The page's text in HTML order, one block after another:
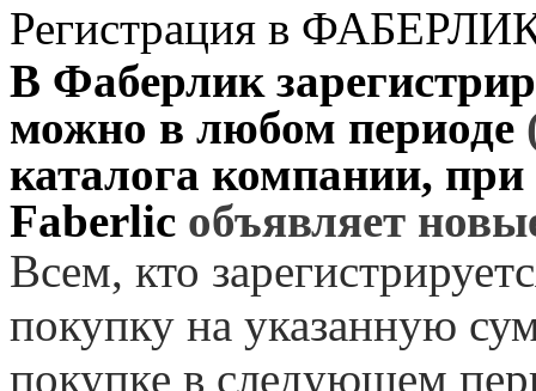
Регистрация в
В Фаберлик
можно в любом периоде
каталога компании,
Faberlic объявляет
Всем, кто
покупку на указанную
покупке в следующем